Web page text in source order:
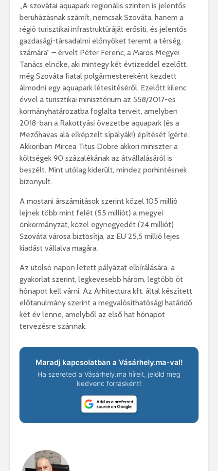
„A szovátai aquapark regionális szinten is jelentős
beruházásnak számít, nemcsak Szováta, hanem a
régió turisztikai infrastruktúráját erősíti, és jelentős
gazdasági-társadalmi előnyöket teremt a térség
számára” – érvelt Péter Ferenc, a Maros Megyei
Tanács elnöke, aki mintegy két évtizeddel ezelőtt,
még Szováta fiatal polgármestereként kezdett
álmodni egy aquapark létesítéséről. Ezelőtt kilenc
évvel a turisztikai minisztérium az 558/2017-es
kormányhatározatba foglalta terveit, amelyben
2018-ban a Rakottyási övezetbe aquapark (és a
Mezőhavas alá elképzelt sípályák!) építését ígérte.
Akkoriban Mircea Titus Dobre akkori miniszter a
költségek 90 százalékának az átvállalásáról is
beszélt. Mint utólag kiderült, mindez porhintésnek
bizonyult.
A mostani árszámítások szerint közel 105 millió
lejnek több mint felét (55 milliót) a megyei
önkormányzat, közel egynegyedét (24 milliót)
Szováta városa biztosítja, az EU 25,5 millió lejes
kiadást vállalva magára.
Az utolsó napon letett pályázat elbírálására, a
gyakorlat szerint, legkevesebb három, legtöbb öt
hónapot kell várni. Az Arhitectura kft. által készített
előtanulmány szerint a megvalósíthatósági határidő
két év lenne, amelyből az első hat hónapot
tervezésre szánnak.
Maradj kapcsolatban a Vásárhely.ma-val!
Ha szereted a Vásárhely.ma híreit, jelöld meg
kedvenc forrásként!